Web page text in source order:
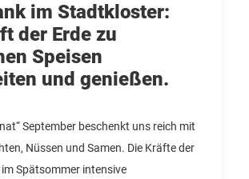
im Stadtkloster:
der Erde zu
Speisen
und genießen.
September beschenkt uns reich mit
Nüssen und Samen. Die Kräfte der
Spätsommer intensive